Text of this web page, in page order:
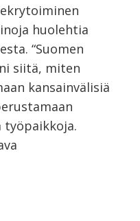
huolehtia
“Suomen
siitä, miten
kansainvälisiä
työpaikkoja.